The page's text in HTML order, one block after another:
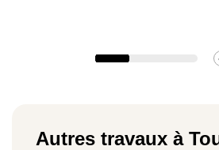
Autres travaux à